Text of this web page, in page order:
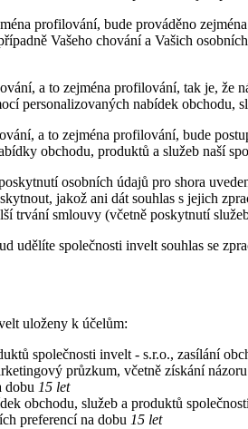
profilování, bude prováděno
Vašeho chování a Vašich
a to zejména profilování, tak je, že
personalizovaných nabídek obchodu,
a to zejména profilování, bude
obchodu, produktů a služeb naší
osobních údajů pro shora
jakož ani dát souhlas s jejich
trvání smlouvy (včetně poskytnutí
udělíte společnosti invelt souhlas se
uloženy k účelům:
společnosti invelt - s.r.o., zasílání
průzkum, včetně získání
dobu 15 let
obchodu, služeb a produktů
preferencí na dobu 15 let